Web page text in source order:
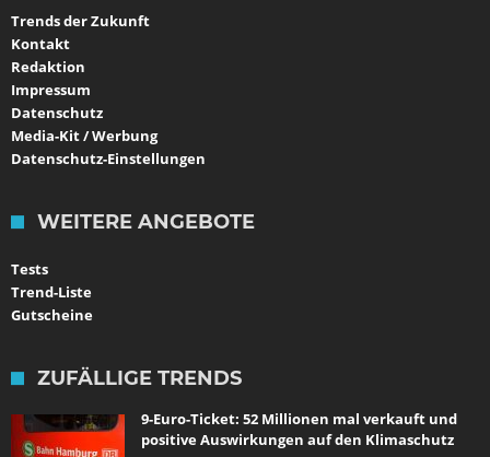
Trends der Zukunft
Kontakt
Redaktion
Impressum
Datenschutz
Media-Kit / Werbung
Datenschutz-Einstellungen
WEITERE ANGEBOTE
Tests
Trend-Liste
Gutscheine
ZUFÄLLIGE TRENDS
9-Euro-Ticket: 52 Millionen mal verkauft und
positive Auswirkungen auf den Klimaschutz